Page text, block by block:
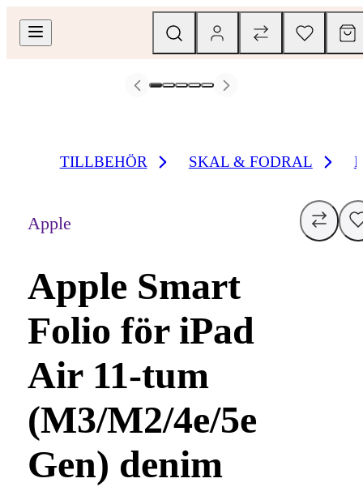
TILLBEHÖR SKAL & FODRAL
Apple
Apple Smart
Folio för iPad
Air 11-tum
(M3/M2/4e/5e
Gen) denim